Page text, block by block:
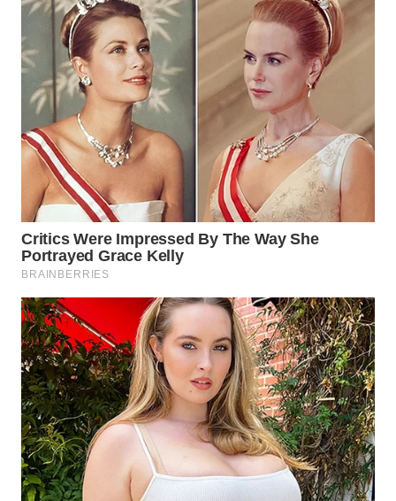
WN
INDRAMAYU
WN
KUNINGAN
WN
MAJALENGKA
SUBANG
WN
SUKABUMI
WN
PURWAKARTA
WN
PRIANGAN
TIMUR
WN